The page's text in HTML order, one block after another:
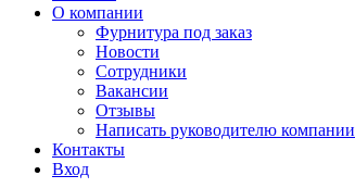
О компании
Фурнитура под заказ
Новости
Сотрудники
Вакансии
Отзывы
Написать руководителю компании
Контакты
Вход